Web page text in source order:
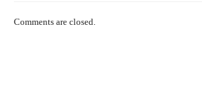
Comments are closed.